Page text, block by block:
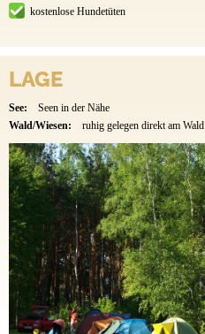
kostenlose Hundetüten
LAGE
See:
Seen in der Nähe
Wald/Wiesen:
ruhig gelegen direkt am Wald